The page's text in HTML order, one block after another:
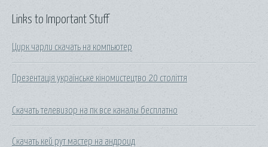
Links to Important Stuff
Цирк чарли скачать на компьютер
Презентація українське кіномистецтво 20 століття
Скачать телевизор на пк все каналы бесплатно
Скачать кей рут мастер на андроид